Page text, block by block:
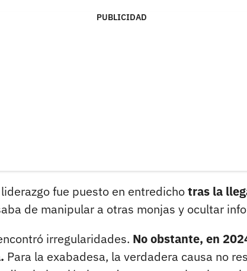
PUBLICIDAD
fue puesto en entredichotras la
de manipular a otras monjas y ocultar
irregularidades. No obstante, en
Para la exabadesa, la verdadera causa no